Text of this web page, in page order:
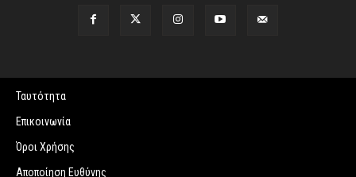
Ταυτότητα
Επικοινωνία
Όροι Χρήσης
Αποποίηση Ευθύνης